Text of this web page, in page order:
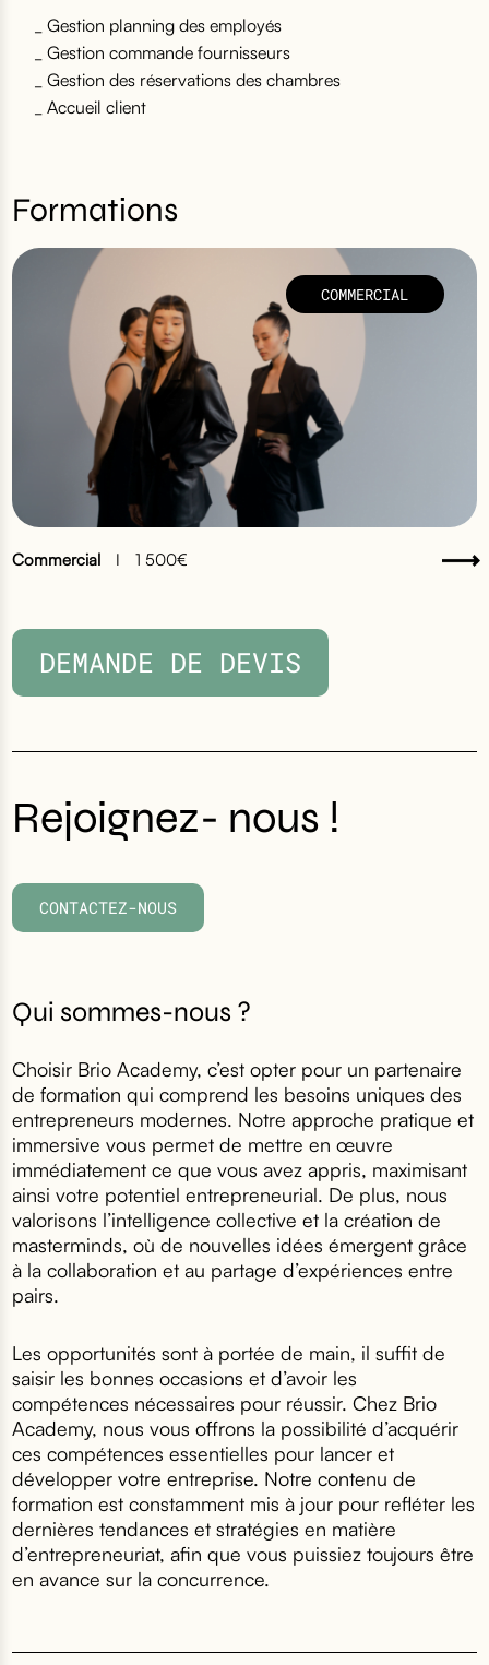
_ Gestion planning des employés
_ Gestion commande fournisseurs
_ Gestion des réservations des chambres
_ Accueil client
Formations
COMMERCIAL
Commercial I 1 500€
DEMANDE DE DEVIS
Rejoignez- nous !
CONTACTEZ-NOUS
Qui sommes-nous ?
Choisir Brio Academy, c’est opter pour un partenaire
de formation qui comprend les besoins uniques des
entrepreneurs modernes. Notre approche pratique et
immersive vous permet de mettre en œuvre
immédiatement ce que vous avez appris, maximisant
ainsi votre potentiel entrepreneurial. De plus, nous
valorisons l’intelligence collective et la création de
masterminds, où de nouvelles idées émergent grâce
à la collaboration et au partage d’expériences entre
pairs.
Les opportunités sont à portée de main, il suffit de
saisir les bonnes occasions et d’avoir les
compétences nécessaires pour réussir. Chez Brio
Academy, nous vous offrons la possibilitéd’acquérir
ces compétences essentielles pour lancer et
développer votre entreprise. Notre contenu de
formation est constamment mis à jour pour refléter les
dernières tendances et stratégies en matière
d’entrepreneuriat, afin que vous puissiez toujours être
en avance sur la concurrence.